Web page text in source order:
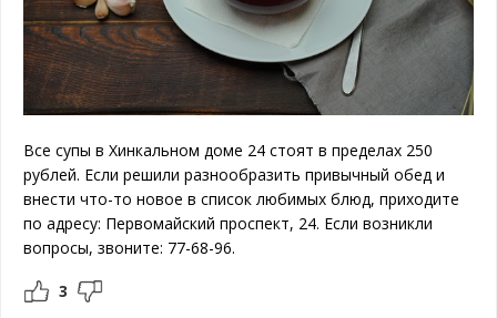
Все супы в Хинкальном доме 24 стоят в пределах 250
рублей. Если решили разнообразить привычный обед и
внести что-то новое в список любимых блюд, приходите
по адресу: Первомайский проспект, 24. Если возникли
вопросы, звоните: 77-68-96.
3